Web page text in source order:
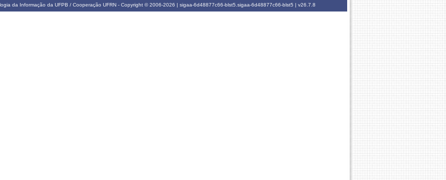
da Informação da UFPB / Cooperação UFRN - Copyright © 2006-2026 | sigaa-6d48877c66-blst5.sigaa-6d48877c66-blst5 | v26.7.8